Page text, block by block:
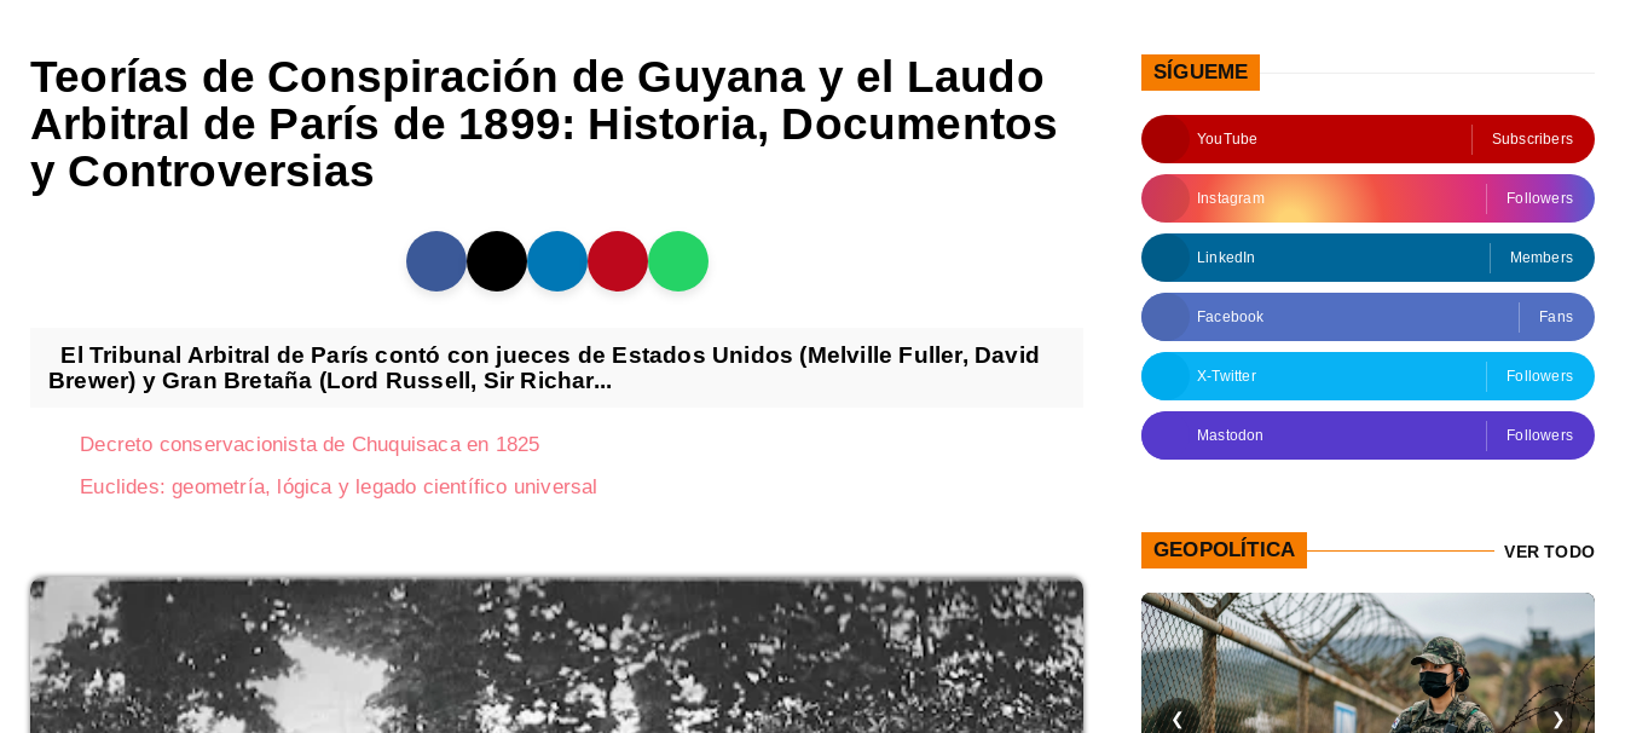
Teorías de Conspiración de Guyana y el Laudo
Arbitral de París de 1899: Historia, Documentos
y Controversias
El Tribunal Arbitral de París contó con jueces de Estados Unidos (Melville Fuller, David
Brewer) y Gran Bretaña (Lord Russell, Sir Richar...
Decreto conservacionista de Chuquisaca en 1825
Euclides: geometría, lógica y legado científico universal
SÍGUEME
YouTube Subscribers
Instagram Followers
LinkedIn Members
Facebook Fans
X-Twitter Followers
Mastodon Followers
GEOPOLÍTICA VER TODO
❮ ❯